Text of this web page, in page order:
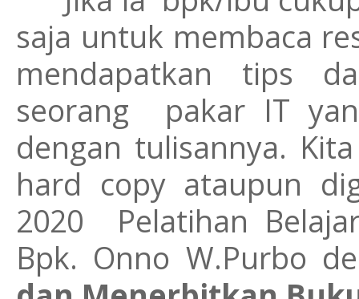
saja untuk membaca
mendapatkan tips
seorang
pakar IT
dengan tulisannya.
hard copy ataupun
2020
Pelatihan
Bpk. Onno W.Purbo